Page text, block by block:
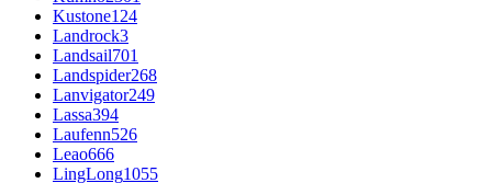
Kustone124
Landrock3
Landsail701
Landspider268
Lanvigator249
Lassa394
Laufenn526
Leao666
LingLong1055